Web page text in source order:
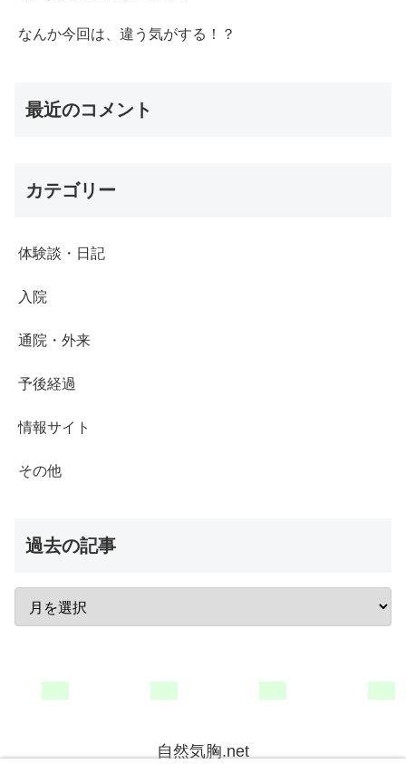
なんか今回は、違う気がする！？
最近のコメント
カテゴリー
体験談・日記
入院
通院・外来
予後経過
情報サイト
その他
過去の記事
自然気胸.net